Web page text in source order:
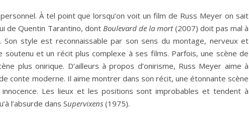
À tel point que lorsqu’on voit un film de Russ Meyer on sait
de Quentin Tarantino, dont Boulevard de la mort(2007) doit pas mal à
Son style est reconnaissable par son sens du montage, nerveux et
soutenu et un récit plus complexe à ses films. Parfois, une scène de
plus onirique. D’ailleurs à propos d’onirisme, Russ Meyer aime à
conte moderne. Il aime montrer dans son récit, une étonnante scène
Les lieux et les positions sont improbables et tendent à
l’absurde dans Supervixens (1975).